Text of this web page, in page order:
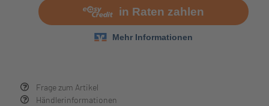
Frage zum Artikel
Händlerinformationen